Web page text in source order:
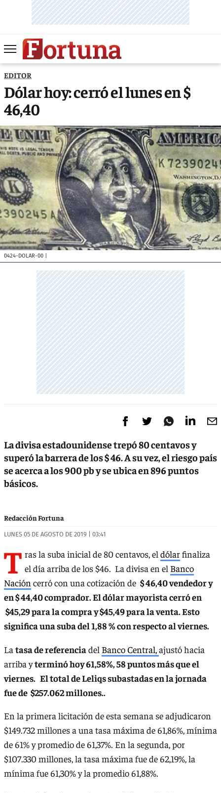
EDITOR
Dólar hoy: cerró el lunes en $
46,40
0424-DOLAR-00
La divisa estadounidense trepó 80 centavos y
superó la barrera de los $ 46. A su vez, el riesgo país
se acerca a los 900 pb y se ubica en 896 puntos
básicos.
Redacción Fortuna
LUNES 05 DE AGOSTO DE 2019 | 03:41
T ras la suba inicial de 80 centavos, el dólarfinaliza
el día arriba de los $46. La divisa en el Banco
Nación cerró con una cotización de $ 46,40 vendedor y
en $ 44,40 comprador. El dólar mayorista cerró en
$45,29 para la compra y $45,49 para la venta. Esto
significa una suba del 1,88 % con respecto al viernes.
La tasa de referenciadel Banco Central,ajustó hacia
arriba yterminó hoy 61,58%, 58 puntos más que el
viernes. El total de Leliqs subastadas en la jornada
fue de $257.062 millones..
En la primera licitación de esta semana se adjudicaron
$149.732 millones a una tasa máxima de 61,86%, mínima
de 61% y promedio de 61,37%. En la segunda, por
$107.330 millones, la tasa máxima fue de 62,19%, la
mínima fue 61,30% y la promedio 61,88%.